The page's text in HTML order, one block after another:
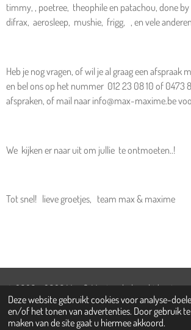
Deze website gebruikt cookies voor analyse-
en/of het tonen van advertenties. Door gebruik
maken van de site gaat u hiermee akkoord.
timmy, , poetree, theophile en patachou, done by
difrax, aerosleep, mushie, frigg, , en vele
Heb je nog vragen, of wil je al graag een afspraak
en bel ons op het nummer 012 23 08 10 of 0473
afspraken, of mail naar info@max-maxime.be
We kijken er naar uit om jullie te ontmoeten..!
Tot snel! lieve groetjes, team max & maxime
© 2020 - 2026 Max & Maxime baby - kids - teens
Powered byJouwWeb